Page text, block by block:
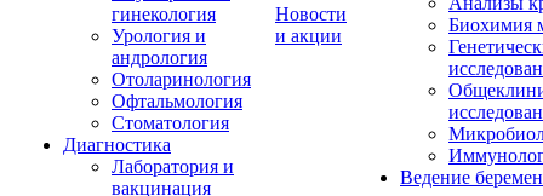
гинекология
Урология и
андрология
Отоларинология
Офтальмология
Стоматология
Диагностика
Лаборатория и
вакцинация
Новости
и акции
Биохимия
Ведение